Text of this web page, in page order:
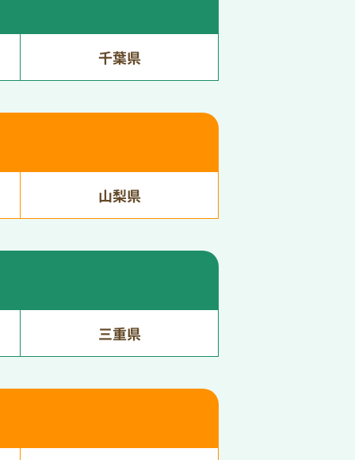
千葉県
山梨県
三重県